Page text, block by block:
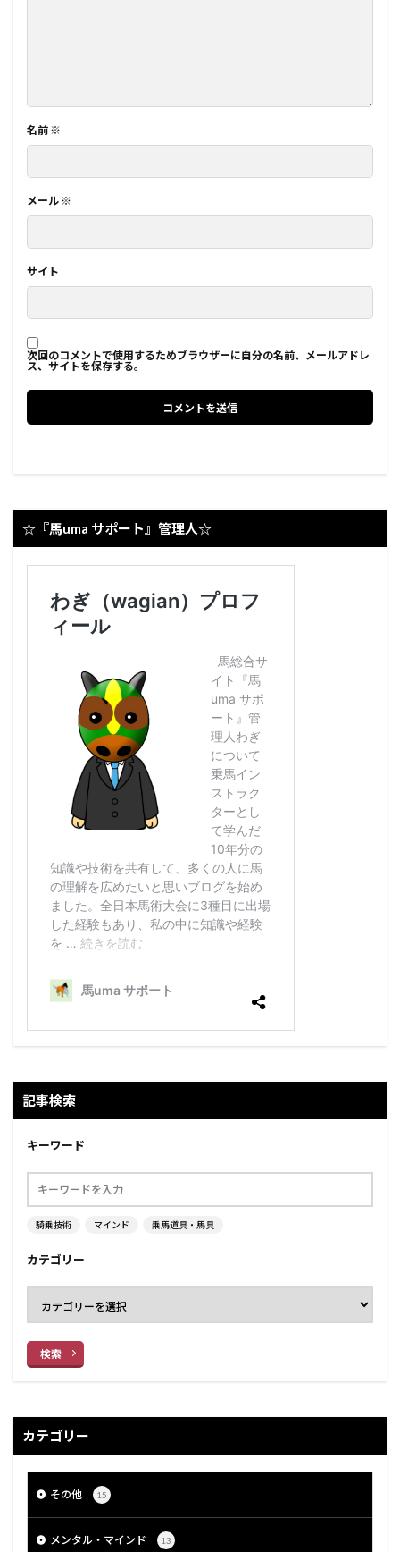
名前 ※
メール ※
サイト
次回のコメントで使用するためブラウザーに自分の名前、メールアドレ
ス、サイトを保存する。
☆『馬uma サポート』管理人☆
記事検索
キーワード
騎乗技術 マインド 乗馬道具・馬具
カテゴリー
検索
カテゴリー
その他 15
メンタル・マインド 13